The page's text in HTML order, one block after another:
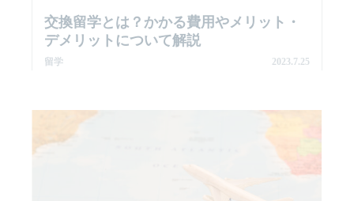
交換留学とは？かかる費用やメリット・
デメリットについて解説
留学 2023.7.25